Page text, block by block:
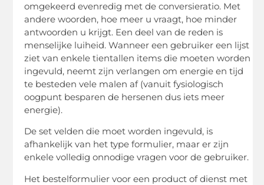
omgekeerd evenredig met de conversieratio. Met
andere woorden, hoe meer u vraagt, hoe minder
antwoorden u krijgt. Een deel van de reden is
menselijke luiheid. Wanneer een gebruiker een lijst
ziet van enkele tientallen items die moeten worden
ingevuld, neemt zijn verlangen om energie en tijd
te besteden vele malen af ​​(vanuit fysiologisch
oogpunt besparen de hersenen dus iets meer
energie).
De set velden die moet worden ingevuld, is
afhankelijk van het type formulier, maar er zijn
enkele volledig onnodige vragen voor de gebruiker.
Het bestelformulier voor een product of dienst met